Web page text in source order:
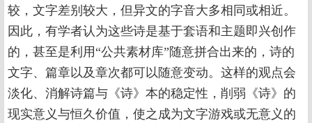
较，文字差别较大，但异文的字音大多相同或相近。
因此，有学者认为这些诗是基于套语和主题即兴创作
的，甚至是利用“公共素材库”随意拼合出来的，诗的
文字、篇章以及章次都可以随意变动。这样的观点会
淡化、消解诗篇与《诗》本的稳定性，削弱《诗》的
现实意义与恒久价值，使之成为文字游戏或无意义的